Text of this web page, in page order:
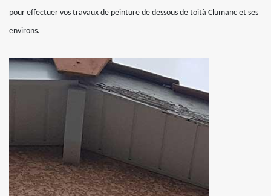
pour effectuer vos travaux de peinture de dessous de toità Clumanc et ses
environs.